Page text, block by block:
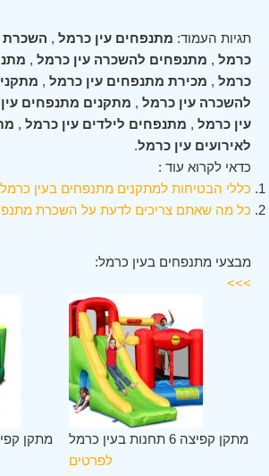
תגיות העמוד: מתנפחים עין כרמל , השכרת
כרמל , מתנפחים להשכרה עין כרמל ,
כרמל , מכירת מתנפחים עין כרמל ,
להשכרה עין כרמל , מתקנים מתנפחים
עין כרמל , מתנפחים לילדים עין כרמל ,
לאירועים עין כרמל.
כדאי לקרוא עוד :
כללי הבטיחות למתקנים מתנפחים בעין כרמל
כל מה שאתם צריכים לדעת על השכרת
מבצעי מתנפחים בעין כרמל:
>>>
מתקן
מתקן קפיצה 6 תחנות בעין כרמל
לפרטים